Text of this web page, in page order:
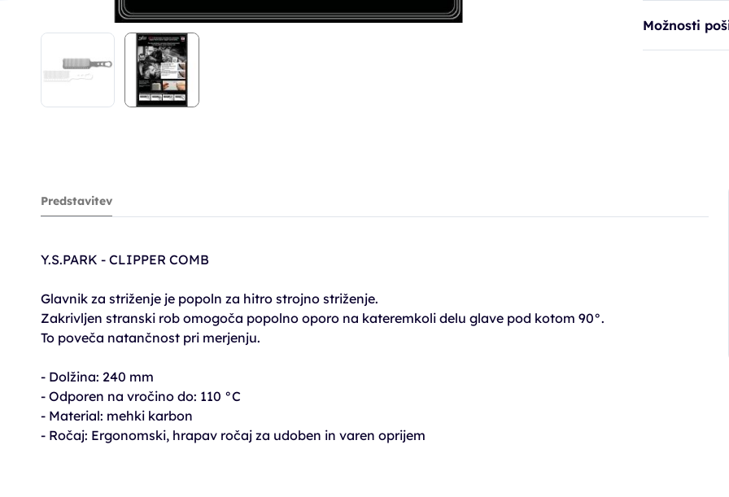
Možnosti
Predstavitev
Y.S.PARK - CLIPPER COMB
Glavnik za striženje je popoln za hitro strojno striženje.
Zakrivljen stranski rob omogoča popolno oporo na kateremkoli delu glave pod kotom 90°.
To poveča natančnost pri merjenju.
- Dolžina: 240 mm
- Odporen na vročino do: 110 °C
- Material: mehki karbon
- Ročaj: Ergonomski, hrapav ročaj za udoben in varen oprijem